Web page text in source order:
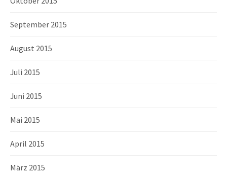
September 2015
August 2015
Juli 2015
Juni 2015
Mai 2015
April 2015
März 2015